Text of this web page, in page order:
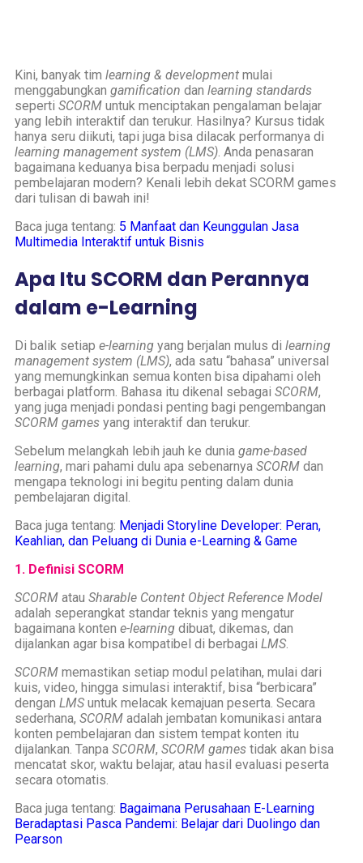
Kini, banyak tim learning & development mulai
menggabungkan gamification dan learning standards
seperti SCORM untuk menciptakan pengalaman belajar
yang lebih interaktif dan terukur. Hasilnya? Kursus tidak
hanya seru diikuti, tapi juga bisa dilacak performanya di
learning management system (LMS) . Anda penasaran
bagaimana keduanya bisa berpadu menjadi solusi
pembelajaran modern? Kenali lebih dekat SCORM games
dari tulisan di bawah ini!
Baca juga tentang: 5 Manfaat dan Keunggulan Jasa
Multimedia Interaktif untuk Bisnis
Apa Itu SCORM dan Perannya
dalam e-Learning
Di balik setiap e-learning yang berjalan mulus di learning
management system (LMS), ada satu “bahasa” universal
yang memungkinkan semua konten bisa dipahami oleh
berbagai platform. Bahasa itu dikenal sebagai SCORM,
yang juga menjadi pondasi penting bagi pengembangan
SCORM games yang interaktif dan terukur.
Sebelum melangkah lebih jauh ke dunia game-based
learning, mari pahami dulu apa sebenarnya SCORM dan
mengapa teknologi ini begitu penting dalam dunia
pembelajaran digital.
Baca juga tentang: Menjadi Storyline Developer: Peran,
Keahlian, dan Peluang di Dunia e-Learning & Game
1. Definisi SCORM
SCORM atau Sharable Content Object Reference Model
adalah seperangkat standar teknis yang mengatur
bagaimana konten e-learning dibuat, dikemas, dan
dijalankan agar bisa kompatibel di berbagai LMS.
SCORM memastikan setiap modul pelatihan, mulai dari
kuis, video, hingga simulasi interaktif, bisa “berbicara”
dengan LMS untuk melacak kemajuan peserta. Secara
sederhana, SCORM adalah jembatan komunikasi antara
konten pembelajaran dan sistem tempat konten itu
dijalankan. Tanpa SCORM, SCORM games tidak akan bisa
mencatat skor, waktu belajar, atau hasil evaluasi peserta
secara otomatis.
Baca juga tentang: Bagaimana Perusahaan E-Learning
Beradaptasi Pasca Pandemi: Belajar dari Duolingo dan
Pearson